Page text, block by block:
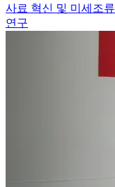
사료 혁신 및 미세조류
연구